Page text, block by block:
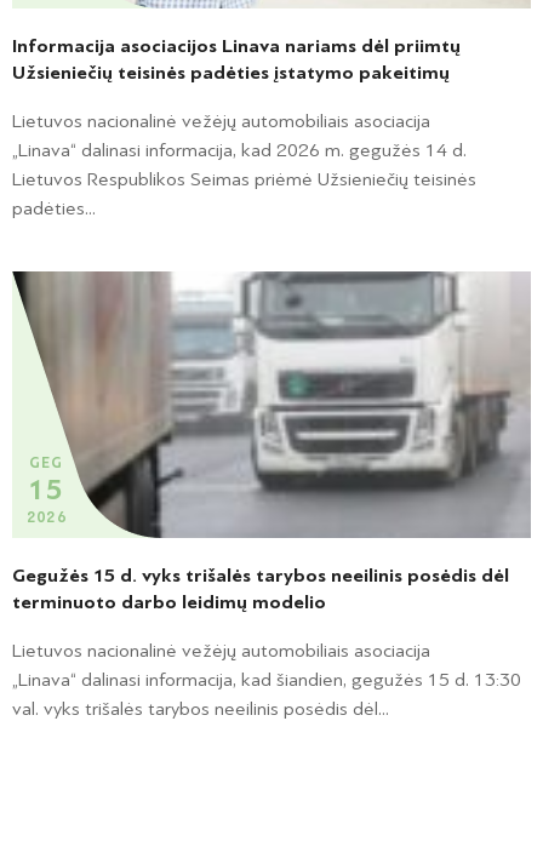
Informacija asociacijos Linava nariams dėl priimtų
Užsieniečių teisinės padėties įstatymo pakeitimų
Lietuvos nacionalinė vežėjų automobiliais asociacija
„Linava“ dalinasi informacija, kad 2026 m. gegužės 14 d.
Lietuvos Respublikos Seimas priėmė Užsieniečių teisinės
padėties...
GEG
15
2026
Gegužės 15 d. vyks trišalės tarybos neeilinis posėdis dėl
terminuoto darbo leidimų modelio
Lietuvos nacionalinė vežėjų automobiliais asociacija
„Linava“ dalinasi informacija, kad šiandien, gegužės 15 d. 13:30
val. vyks trišalės tarybos neeilinis posėdis dėl...